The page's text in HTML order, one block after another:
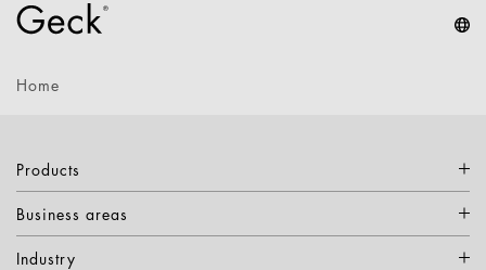
Home
Products
Business areas
Industry